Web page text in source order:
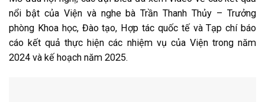
nổi bật của Viện và nghe bà Trần Thanh Thủy – Trưởng
phòng Khoa học, Đào tạo, Hợp tác quốc tế và Tạp chí báo
cáo kết quả thực hiện các nhiệm vụ của Viện trong năm
2024 và kế hoạch năm 2025.